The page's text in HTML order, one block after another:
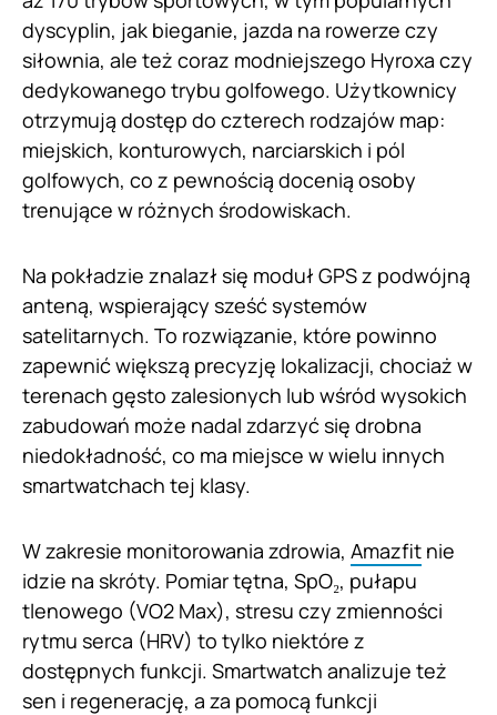
dyscyplin, jak bieganie, jazda na rowerze czy
siłownia, ale też coraz modniejszego Hyroxa czy
dedykowanego trybu golfowego. Użytkownicy
otrzymują dostęp do czterech rodzajów map:
miejskich, konturowych, narciarskich i pól
golfowych, co z pewnością docenią osoby
trenujące w różnych środowiskach.
Na pokładzie znalazł się moduł GPS z podwójną
anteną, wspierający sześć systemów
satelitarnych. To rozwiązanie, które powinno
zapewnić większą precyzję lokalizacji, chociaż w
terenach gęsto zalesionych lub wśród wysokich
zabudowań może nadal zdarzyć się drobna
niedokładność, co ma miejsce w wielu innych
smartwatchach tej klasy.
W zakresie monitorowania zdrowia, Amazfit nie
idzie na skróty. Pomiar tętna, SpO₂, pułapu
tlenowego (VO2 Max), stresu czy zmienności
rytmu serca (HRV) to tylko niektóre z
dostępnych funkcji. Smartwatch analizuje też
sen i regenerację, a za pomocą funkcji